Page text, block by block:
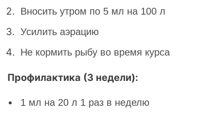
Вносить утром по 5 мл на 100 л
Усилить аэрацию
Не кормить рыбу во время курса
Профилактика (3 недели):
1 мл на 20 л 1 раз в неделю